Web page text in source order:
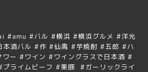
#amu #バル #横浜 #横浜グルメ #洋光
本酒バル #作 #仙禽 #芋焼酎 #五郎 #ハ
ワー #ワイン #ワイングラスで日本酒 #
ライムビーフ #栗豚 #ガーリックライ